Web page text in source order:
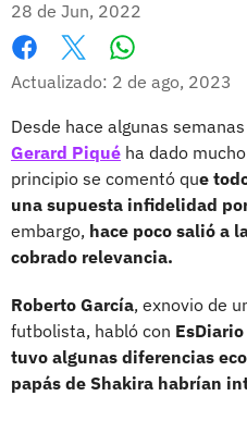
28 de Jun, 2022
Facebook
X
Actualizado: 2 de ago, 2023
Desde hace algunas
Gerard Piqué ha dado
principio se comentó que
una supuesta infidelidad
embargo, hace poco salió a
cobrado relevancia.
Roberto García, exnovio de
futbolista, habló con EsDiario
tuvo algunas diferencias
papás de Shakira habrían